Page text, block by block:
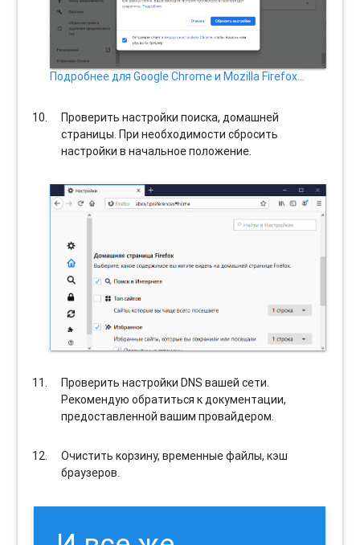
Подробнее для Google Chrome и Mozilla Firefox…
Проверить настройки поиска, домашней
страницы. При необходимости сбросить
настройки в начальное положение.
Проверить настройки DNS вашей сети.
Рекомендую обратиться к документации,
предоставленной вашим провайдером.
Очистить корзину, временные файлы, кэш
браузеров.